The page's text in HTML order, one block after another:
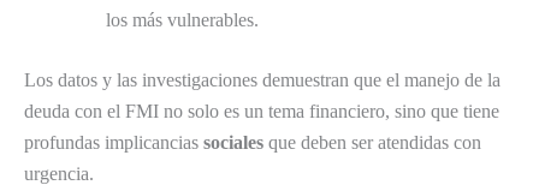
los más vulnerables.
Los datos y las investigaciones demuestran que el manejo de la
deuda con el FMI no solo es un tema financiero, sino que tiene
profundas implicancias sociales que deben ser atendidas con
urgencia.